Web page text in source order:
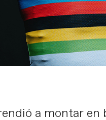
a montar